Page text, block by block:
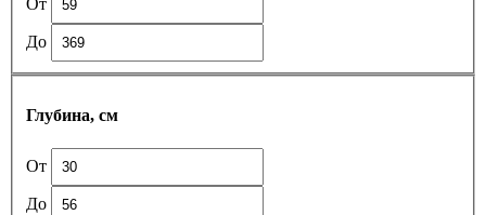
От
До
Глубина, см
От
До